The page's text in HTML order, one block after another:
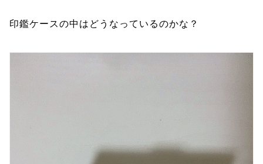
印鑑ケースの中はどうなっているのかな？